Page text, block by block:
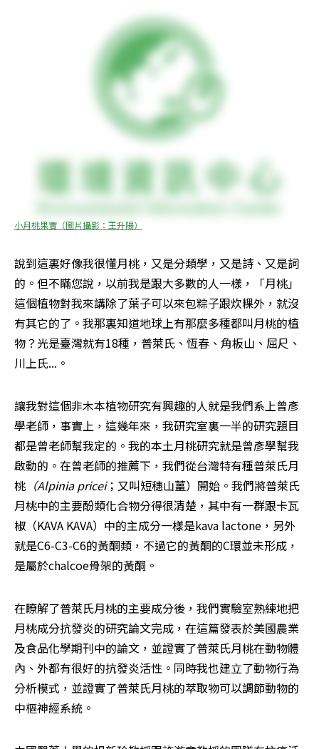
小月桃果實（圖片攝影：王升陽）
說到這裏好像我很懂月桃，又是分類學，又是詩、又是詞
的。但不瞞您說，以前我是跟大多數的人一樣，「月桃」
這個植物對我來講除了葉子可以來包粽子跟炊粿外，就沒
有其它的了。我那裏知道地球上有那麼多種都叫月桃的植
物？光是臺灣就有18種，普萊氏、恆春、角板山、屈尺、
川上氏...。
讓我對這個非木本植物研究有興趣的人就是我們系上曾彥
學老師，事實上，這幾年來，我研究室裏一半的研究題目
都是曾老師幫我定的。我的本土月桃研究就是曾彥學幫我
啟動的。在曾老師的推薦下，我們從台灣特有種普萊氏月
桃 （Alpinia pricei；又叫短穗山薑）開始。我們將普萊氏
月桃中的主要酚類化合物分得很清楚，其中有一群跟卡瓦
椒（KAVA KAVA）中的主成分一樣是kava lactone，另外
就是C6-C3-C6的黃酮類，不過它的黃酮的C環並未形成，
是屬於chalcoe骨架的黃酮。
在瞭解了普萊氏月桃的主要成分後，我們實驗室熟練地把
月桃成分抗發炎的研究論文完成，在這篇發表於美國農業
及食品化學期刊中的論文，並證實了普萊氏月桃在動物體
內、外都有很好的抗發炎活性。同時我也建立了動物行為
分析模式，並證實了普萊氏月桃的萃取物可以調節動物的
中樞神經系統。